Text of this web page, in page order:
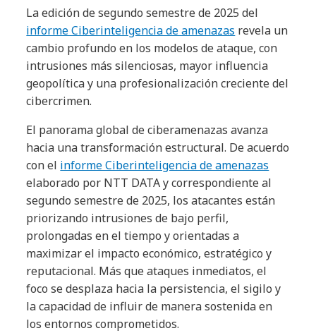
La edición de segundo semestre de 2025 del
informe Ciberinteligencia de amenazas revela un
cambio profundo en los modelos de ataque, con
intrusiones más silenciosas, mayor influencia
geopolítica y una profesionalización creciente del
cibercrimen.
El panorama global de ciberamenazas avanza
hacia una transformación estructural. De acuerdo
con el informe Ciberinteligencia de amenazas
elaborado por NTT DATA y correspondiente al
segundo semestre de 2025, los atacantes están
priorizando intrusiones de bajo perfil,
prolongadas en el tiempo y orientadas a
maximizar el impacto económico, estratégico y
reputacional. Más que ataques inmediatos, el
foco se desplaza hacia la persistencia, el sigilo y
la capacidad de influir de manera sostenida en
los entornos comprometidos.